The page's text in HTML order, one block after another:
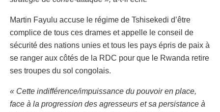
Martin Fayulu accuse le régime de Tshisekedi d’être
complice de tous ces drames et appelle le conseil de
sécurité des nations unies et tous les pays épris de paix à
se ranger aux côtés de la RDC pour que le Rwanda retire
ses troupes du sol congolais.
« Cette indifférence/impuissance du pouvoir en place,
face à la progression des agresseurs et sa persistance à